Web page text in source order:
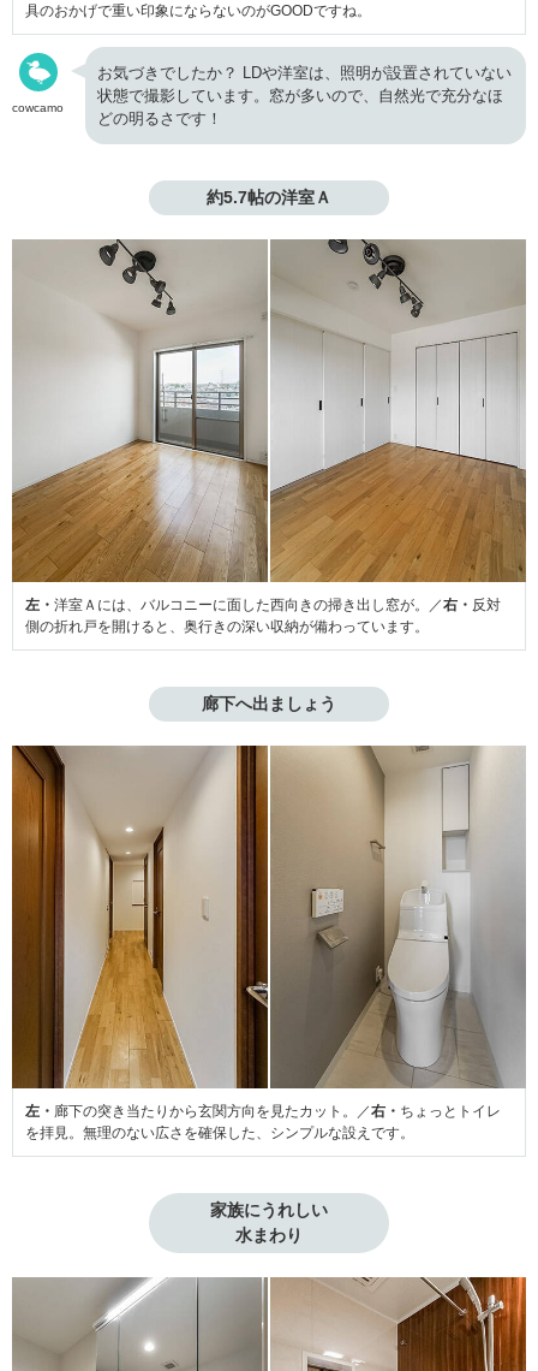
具のおかげで重い印象にならないのがGOODですね。
cowcamo
お気づきでしたか？ LDや洋室は、照明が設置されていない
状態で撮影しています。窓が多いので、自然光で充分なほ
どの明るさです！
約5.7帖の洋室Ａ
左・ 洋室Ａには、バルコニーに面した西向きの掃き出し窓が。／右・ 反対
側の折れ戸を開けると、奥行きの深い収納が備わっています。
廊下へ出ましょう
左・ 廊下の突き当たりから玄関方向を見たカット。／右・ ちょっとトイレ
を拝見。無理のない広さを確保した、シンプルな設えです。
家族にうれしい
水まわり